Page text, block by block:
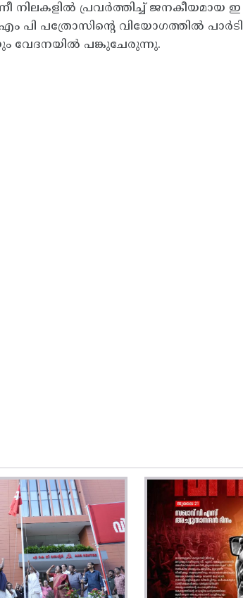
നിലകളിൽ പ്രവർത്തിച്ച്‌ ജനകീയമായ ഇ
പി പത്രോസിന്റെ വിയോഗത്തിൽ പാർടി
വേദനയിൽ പങ്കുചേരുന്നു.